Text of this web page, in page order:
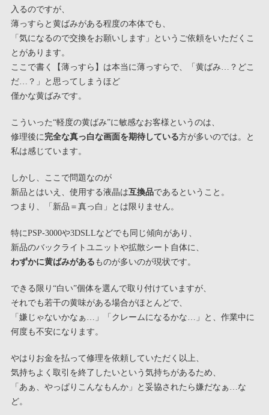
入るのですが、
薄っすらと黄ばみがある程度の本体でも、
「気になるので交換をお願いします」というご依頼をいただくこ
とがあります。
ここで書く【薄っすら】は本当に薄っすらで、「黄ばみ…？どこ
だ…？」と思ってしまうほど
僅かな黄ばみです。
こういった“軽度の黄ばみ”に敏感なお客様というのは、
修理後に完全な真っ白な画面を期待している方が多いのでは。と
私は感じています。
しかし、ここで問題なのが
新品とはいえ、使用する液晶は互換品であるということ。
つまり、「新品＝真っ白」とは限りません。
特にPSP-3000や3DSLLなどでも同じ傾向があり、
新品のバックライトユニットや拡散シート自体に、
わずかに黄ばみがある ものが多いのが現状です。
できる限り“白い”個体を選んで取り付けていますが、
それでも若干の黄味がある場合がほとんどで、
「嫌じゃないかなぁ…」「クレームになるかな…」と、作業中に
何度も不安になります。
やはりお金を払って修理を依頼していただく以上、
気持ちよく取引を終了したいという気持ちがあるため、
「あぁ、やっぱりこんなもんか」と妥協されたら嫌だなぁ…な
ど。